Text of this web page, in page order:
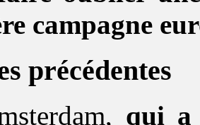
campagne
précédentes
qui a